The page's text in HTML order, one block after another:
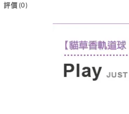
評價 (0)